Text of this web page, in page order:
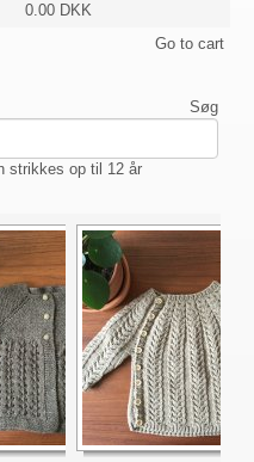
0.00 DKK
Go to cart
Søg
strikkes op til 12 år